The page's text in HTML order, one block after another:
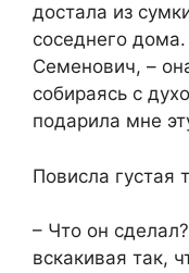
достала из
соседнего
Семенович, –
собираясь с
подарила мне
Повисла густая
– Что он
вскакивая так,